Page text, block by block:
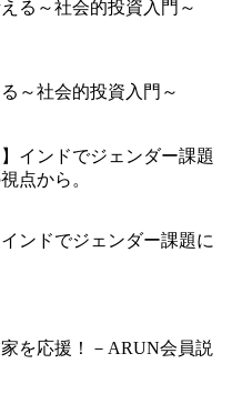
～社会的投資入門～
ンドでジェンダー課題に